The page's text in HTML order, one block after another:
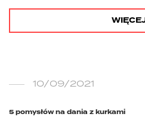
10/09/2021
5 pomysłów na dania z kurkami